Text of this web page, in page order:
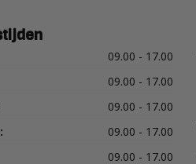
09.00 - 17.00
09.00 - 17.00
09.00 - 17.00
09.00 - 17.00
09.00 - 17.00